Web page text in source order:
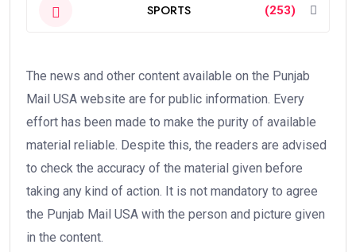
SPORTS (253)
The news and other content available on the Punjab
Mail USA website are for public information. Every
effort has been made to make the purity of available
material reliable. Despite this, the readers are advised
to check the accuracy of the material given before
taking any kind of action. It is not mandatory to agree
the Punjab Mail USA with the person and picture given
in the content.